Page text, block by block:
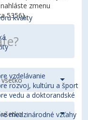
kvality
vzdelávanie
rozvoj, kultúru a šport
vedu a doktorandské
medzinárodné vzťahy
zmenu
5356).